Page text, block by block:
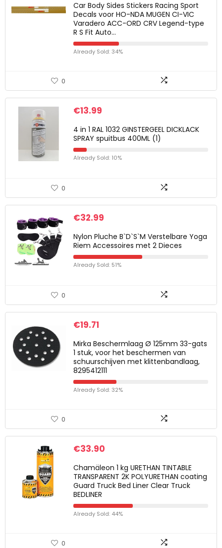
Car Body Sides Stickers Racing Sport
Decals voor HO-NDA MUGEN CI-VIC
Varadero ACC-ORD CRV Legend-type
R S Fit Auto…
Already Sold: 34%
0
€13.99
4 in 1 RAL 1032 GINSTERGEEL DICKLACK
SPRAY spuitbus 400ML (1)
Already Sold: 10%
0
€32.99
Nylon Pluche B`D`S`M Verstelbare Yoga
Riem Accessoires met 2 Dieces
Already Sold: 51%
0
€19.71
Mirka Beschermlaag Ø 125mm 33-gats
1 stuk, voor het beschermen van
schuurschijven met klittenbandlaag,
8295412111
Already Sold: 32%
0
€33.90
Chamäleon 1 kg URETHAN TINTABLE
TRANSPARENT 2K POLYURETHAN coating
Guard Truck Bed Liner Clear Truck
BEDLINER
Already Sold: 44%
0